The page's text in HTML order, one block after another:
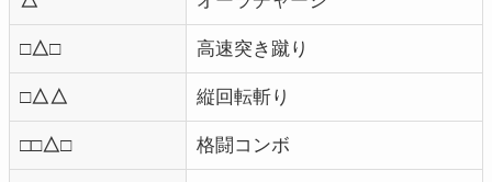
□△□ 高速突き蹴り
□△△ 縦回転斬り
□□△□ 格闘コンボ